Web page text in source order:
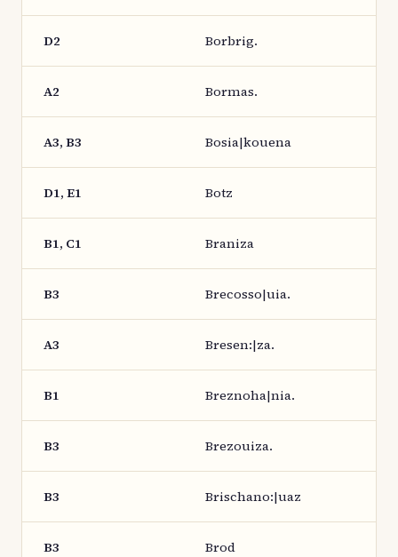
D2 Borbrig.
A2 Bormas.
A3, B3 Bosia|kouena
D1, E1 Botz
B1, C1 Braniza
B3 Brecosso|uia.
A3 Bresen:|za.
B1 Breznoha|nia.
B3 Brezouiza.
B3 Brischano:|uaz
B3 Brod